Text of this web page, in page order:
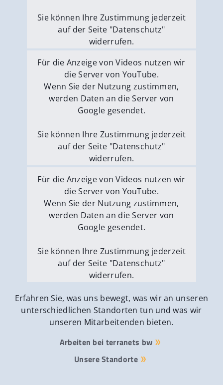
Sie können Ihre Zustimmung jederzeit
auf der Seite "Datenschutz"
widerrufen.
Externe Medien erlauben
Für die Anzeige von Videos nutzen wir
die Server von YouTube.
Wenn Sie der Nutzung zustimmen,
werden Daten an die Server von
Google gesendet.
Sie können Ihre Zustimmung jederzeit
auf der Seite "Datenschutz"
widerrufen.
Externe Medien erlauben
Für die Anzeige von Videos nutzen wir
die Server von YouTube.
Wenn Sie der Nutzung zustimmen,
werden Daten an die Server von
Google gesendet.
Sie können Ihre Zustimmung jederzeit
auf der Seite "Datenschutz"
widerrufen.
Externe Medien erlauben
Erfahren Sie, was uns bewegt, was wir an unseren
unterschiedlichen Standorten tun und was wir
unseren Mitarbeitenden bieten.
Arbeiten bei terranets bw
Unsere Standorte